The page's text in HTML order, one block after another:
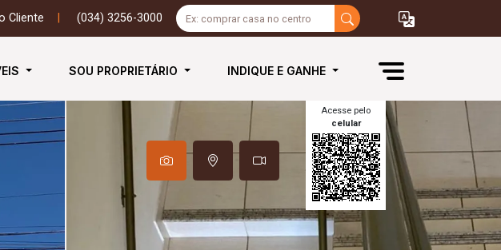
Cliente (034) 3256-3000
SOU PROPRIETÁRIO INDIQUE E GANHE
Acesse pelo
celular